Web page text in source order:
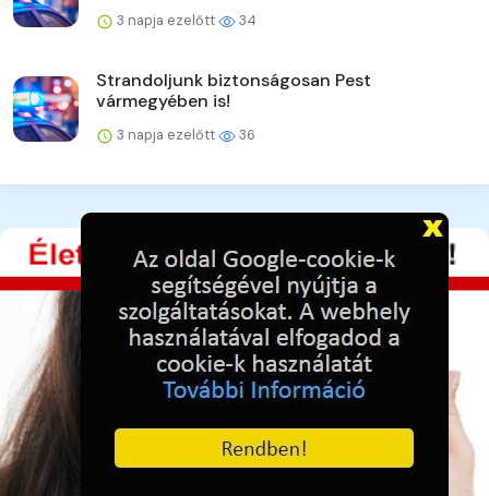
3 napja ezelőtt 34
Strandoljunk biztonságosan Pest
vármegyében is!
3 napja ezelőtt 36